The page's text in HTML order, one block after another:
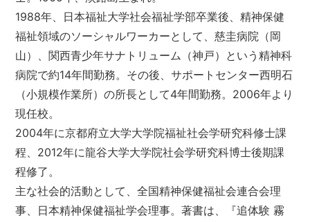
1988年、日本福祉大学社会福祉学部卒業後、精神保健
福祉領域のソーシャルワーカーとして、慈圭病院（岡
山）、関西青少年サナトリューム（神戸）という精神科
病院で約14年間勤務。その後、サポートセンター西明石
（小規模作業所）の所長として4年間勤務。2006年より
現任校。
2004年に京都府立大学大学院福祉社会学研究科修士課
程、2012年に龍谷大学大学院社会学研究科博士後期課
程修了。
主な社会的活動として、全国精神保健福祉会連合会理
事、日本精神保健福祉学会理事。著書は、『追体験 霧